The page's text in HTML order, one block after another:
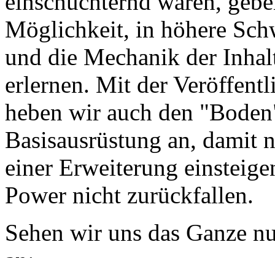
Möglichkeit, in höhere
und die Mechanik der
erlernen. Mit der
heben wir auch den
Basisausrüstung an, damit
einer Erweiterung
Power nicht zurückfallen.
Sehen wir uns das Ganze